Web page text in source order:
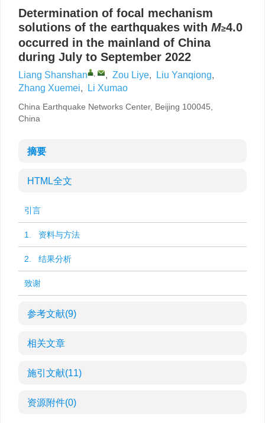
Determination of focal mechanism
solutions of the earthquakes with M≥4.0
occurred in the mainland of China
during July to September 2022
Liang Shanshan , , Zou Liye, Liu Yanqiong,
Zhang Xuemei, Li Xumao
China Earthquake Networks Center, Beijing 100045,
China
摘要
HTML全文
引言
1. 资料与方法
2. 结果分析
致谢
参考文献(9)
相关文章
施引文献(11)
资源附件(0)